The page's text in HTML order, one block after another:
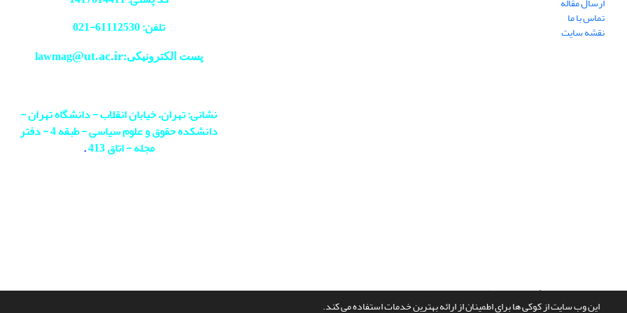
این وب سایت از کوکی ها برای اطمینان از ارائه بهترین خدمات استفاده می کند.
تماس با ما
نقشه سایت
تلفن: 61112530-
021
پست الکترونیکی:lawmag@ut.ac.ir
نشانی: تهران، خیابان انقلاب - دانشگاه تهران -
دانشکده حقوق و علوم سیاسی - طبقه 4 - دفتر
مجله - اتاق 413
.
سامانه مدیریت نشریات علمی.طراحی و پیاده سازی ازسیناوب